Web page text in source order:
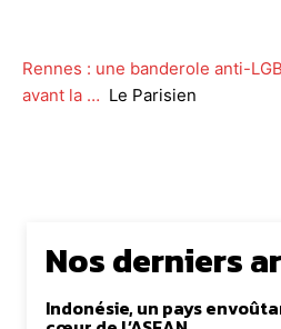
Rennes : une banderole anti-
avant la … Le Parisien
Nos derniers
Indonésie, un pays